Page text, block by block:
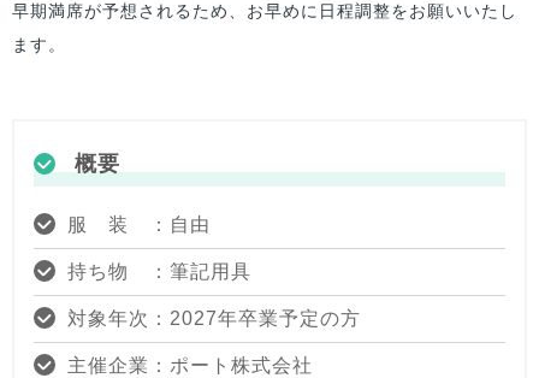
早期満席が予想されるため、お早めに日程調整をお願いいたし
ます。
概要
服 装 ：自由
持ち物 ：筆記用具
対象年次：2027年卒業予定の方
主催企業：ポート株式会社